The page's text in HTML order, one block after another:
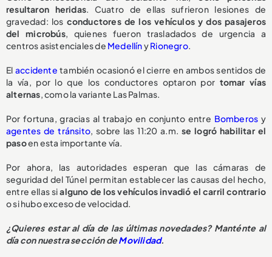
resultaron heridas. Cuatro de ellas sufrieron lesiones de
gravedad: los conductores de los vehículos y dos pasajeros
del microbús, quienes fueron trasladados de urgencia a
centros asistenciales de MedellínyRionegro.
El accidente también ocasionó el cierre en ambos sentidos de
la vía, por lo que los conductores optaron por tomar vías
alternas , como la variante Las Palmas.
Por fortuna, gracias al trabajo en conjunto entre Bomberos y
agentes de tránsito , sobre las 11:20 a.m. se logró habilitar el
pasoen esta importante vía.
Por ahora, las autoridades esperan que las cámaras de
seguridad del Túnel permitan establecer las causas del hecho,
entre ellas sialguno de los vehículos invadió el carril contrario
o si hubo exceso de velocidad.
¿Quieres estar al día de las últimas novedades? Manténte al
día con nuestra sección deMovilidad.